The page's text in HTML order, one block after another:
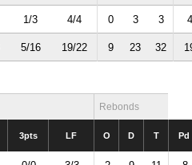
1/3 4/4 0 3 3 4
5/16 19/22 9 23 32
Rebonds
3pts LF O D T Pd